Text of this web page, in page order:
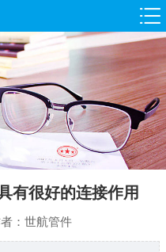
有很好的连接作用
：世航管件